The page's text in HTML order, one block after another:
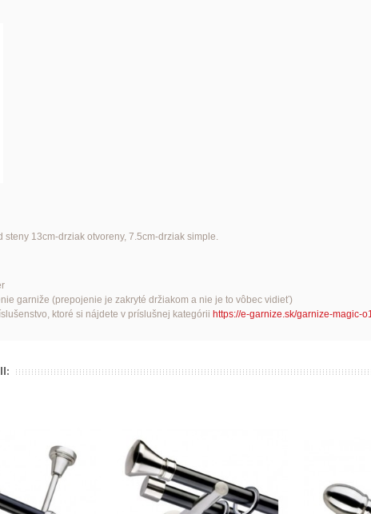
13cm-drziak otvoreny, 7.5cm-drziak simple.
garniže (prepojenie je zakryté držiakom a nie je to vôbec vidieť)
ktoré si nájdete v príslušnej kategórii https://e-garnize.sk/garnize-magic-